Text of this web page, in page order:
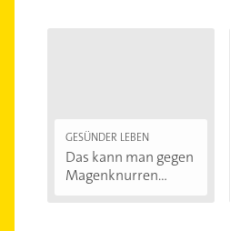
GESÜNDER LEBEN
Das kann man gegen
Magenknurren...